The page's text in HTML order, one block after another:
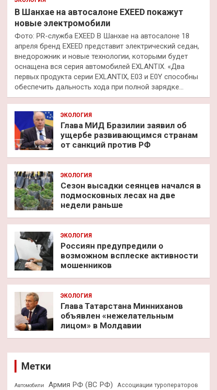
В Шанхае на автосалоне EXEED покажут
новые электромобили
Фото: PR-служба EXEED В Шанхае на автосалоне 18
апреля бренд EXEED представит электрический седан,
внедорожник и новые технологии, которыми будет
оснащена вся серия автомобилей EXLANTIX. «Два
первых продукта серии EXLANTIX, E03 и E0Y способны
обеспечить дальность хода при полной зарядке…
ЭКОЛОГИЯ
Глава МИД Бразилии заявил об
ущербе развивающимся странам
от санкций против РФ
ЭКОЛОГИЯ
Сезон высадки сеянцев начался в
подмосковных лесах на две
недели раньше
ЭКОЛОГИЯ
Россиян предупредили о
возможном всплеске активности
мошенников
ЭКОЛОГИЯ
Глава Татарстана Минниханов
объявлен «нежелательным
лицом» в Молдавии
Метки
Автомобили Армия РФ (ВС РФ)
Ассоциации туроператоров